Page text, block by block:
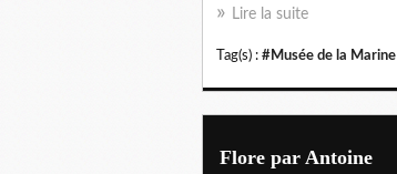
Lire la suite
Tag(s) : #Musée de la Marine
Flore par Antoine